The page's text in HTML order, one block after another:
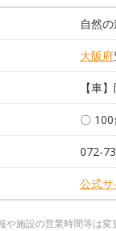
自然
大阪府
【車
〇
072-
公式
施設の営業時間等は変